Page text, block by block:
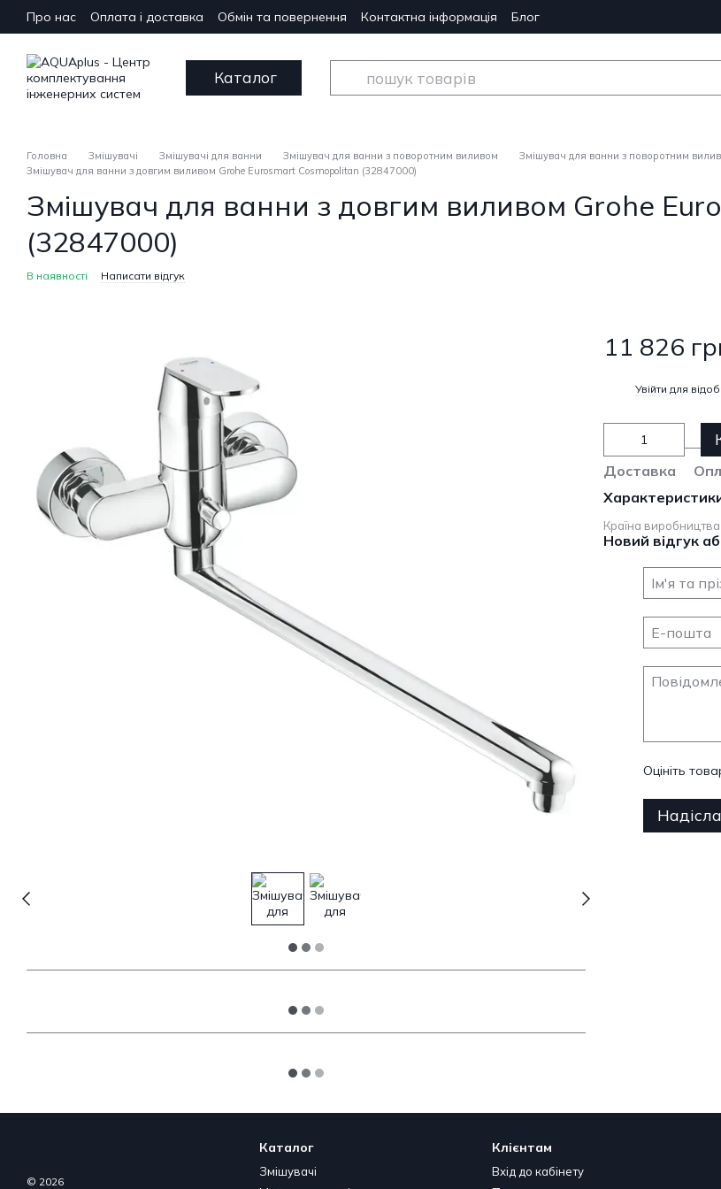
Перейти до основного контенту
Про нас Оплата і доставка Обмін та повернення Контактна інформація Блог
Каталог
Головна Змішувачі Змішувачі для ванни Змішувач для ванни з поворотним виливом
Змішувач для ванни з поворотним
Змішувач для ванни з довгим виливом Grohe Eurosmart Cosmopolitan (32847000)
Змішувач для ванни з довгим виливом Grohe
(32847000)
В наявності Написати відгук
11 826
Увійти для
Доставка
Країна виробництва
Новий відгук
Оцініть
© 2026
Каталог
Змішувачі
Клієнтам
Вхід до кабінету